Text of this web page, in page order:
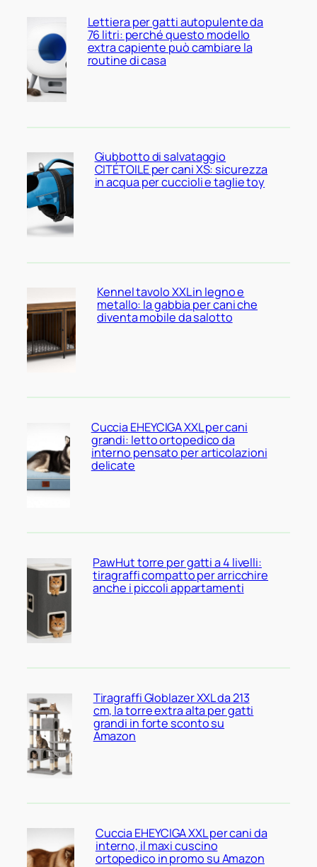
Lettiera per gatti autopulente da
76 litri: perché questo modello
extra capiente può cambiare la
routine di casa
Giubbotto di salvataggio
CITÉTOILE per cani XS: sicurezza
in acqua per cuccioli e taglie toy
Kennel tavolo XXL in legno e
metallo: la gabbia per cani che
diventa mobile da salotto
Cuccia EHEYCIGA XXL per cani
grandi: letto ortopedico da
interno pensato per articolazioni
delicate
PawHut torre per gatti a 4 livelli:
tiragraffi compatto per arricchire
anche i piccoli appartamenti
Tiragraffi Globlazer XXL da 213
cm, la torre extra alta per gatti
grandi in forte sconto su
Amazon
Cuccia EHEYCIGA XXL per cani da
interno, il maxi cuscino
ortopedico in promo su Amazon